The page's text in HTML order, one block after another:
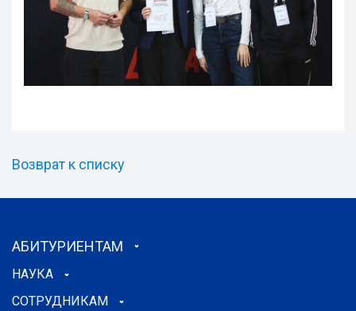
Возврат к списку
АБИТУРИЕНТАМ
НАУКА
СОТРУДНИКАМ